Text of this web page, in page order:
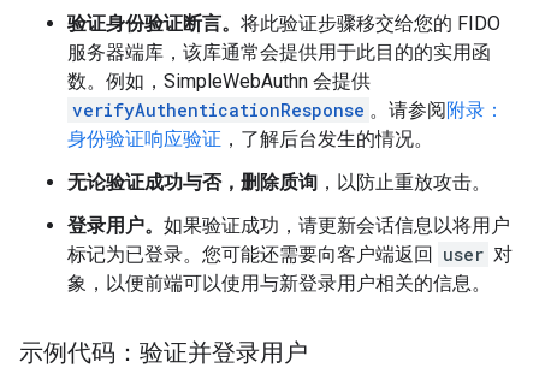
验证身份验证断言。 将此验证步骤移交给您的 FIDO
服务器端库，该库通常会提供用于此目的的实用函
数。例如，SimpleWebAuthn 会提供
verifyAuthenticationResponse 。请参阅附录：
身份验证响应验证 ，了解后台发生的情况。
无论验证成功与否，删除质询 ，以防止重放攻击。
登录用户。 如果验证成功，请更新会话信息以将用户
标记为已登录。您可能还需要向客户端返回 user 对
象，以便前端可以使用与新登录用户相关的信息。
示例代码：验证并登录用户